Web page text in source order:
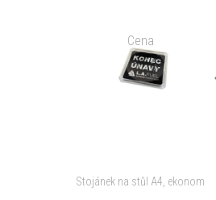
Cena
Stojánek na stůl A4, ekonom